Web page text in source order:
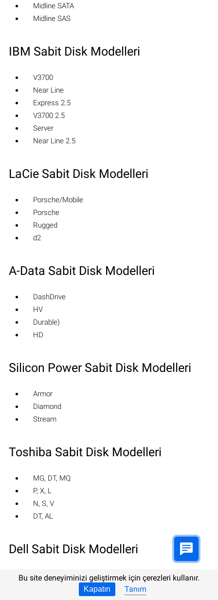
Midline SATA
Midline SAS
IBM Sabit Disk Modelleri
V3700
Near Line
Express 2.5
V3700 2.5
Server
Near Line 2.5
LaCie Sabit Disk Modelleri
Porsche/Mobile
Porsche
Rugged
d2
A-Data Sabit Disk Modelleri
DashDrive
HV
Durable)
HD
Silicon Power Sabit Disk Modelleri
Armor
Diamond
Stream
Toshiba Sabit Disk Modelleri
MG, DT, MQ
P, X, L
N, S, V
DT, AL
Dell Sabit Disk Modelleri
SAS
Bu site deneyiminizi geliştirmek için çerezleri kullanır.
Kapatın Tanım